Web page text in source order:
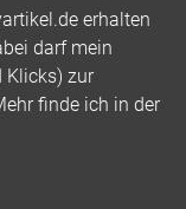
erhalten
darf mein
Klicks) zur
finde ich in der